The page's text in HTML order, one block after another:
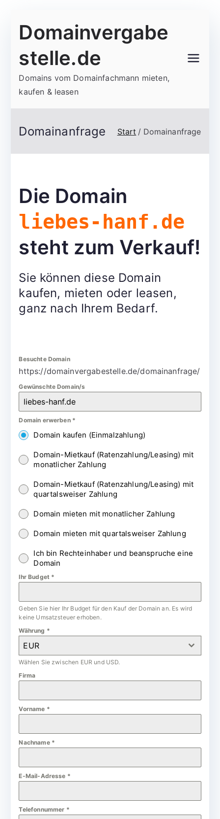
Inhalt
Domainvergabe
stelle.de
Domains vom Domainfachmann mieten,
kaufen & leasen
Domainanfrage Start Domainanfrage
Die Domain
liebes-hanf.de
steht zum Verkauf!
Sie können diese Domain
kaufen, mieten oder leasen,
ganz nach Ihrem Bedarf.
Besuchte Domain
https://domainvergabestelle.de/domainanfrage/
Gewünschte Domain/s
Domain erwerben *
Domain kaufen (Einmalzahlung)
Domain-Mietkauf (Ratenzahlung/Leasing) mit
monatlicher Zahlung
Domain-Mietkauf (Ratenzahlung/Leasing) mit
quartalsweiser Zahlung
Domain mieten mit monatlicher Zahlung
Domain mieten mit quartalsweiser Zahlung
Ich bin Rechteinhaber und beanspruche eine
Domain
Ihr Budget *
Geben Sie hier Ihr Budget für den Kauf der Domain an. Es wird
keine Umsatzsteuer erhoben.
Währung *
EUR
Wählen Sie zwischen EUR und USD.
Firma
Vorname *
Nachname *
E-Mail-Adresse *
Telefonnummer *